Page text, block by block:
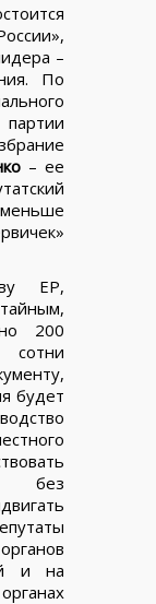
–
По
– ее
ЕР,
200
будет
без
и на